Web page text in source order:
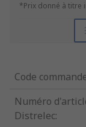
*Prix donné à titre
Code
Numéro
Distrelec: